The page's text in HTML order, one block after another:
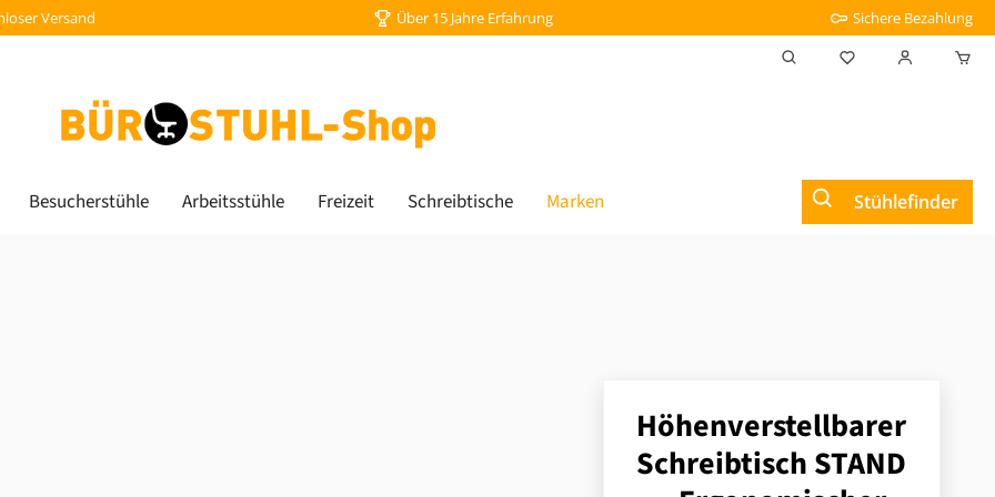
Versand Über 15 Jahre Erfahrung Sichere Bezahlung
Du hast 0
Besucherstühle Arbeitsstühle Freizeit Schreibtische Marken Stühlefinder
Höhenverstellbarer
Schreibtisch STAND